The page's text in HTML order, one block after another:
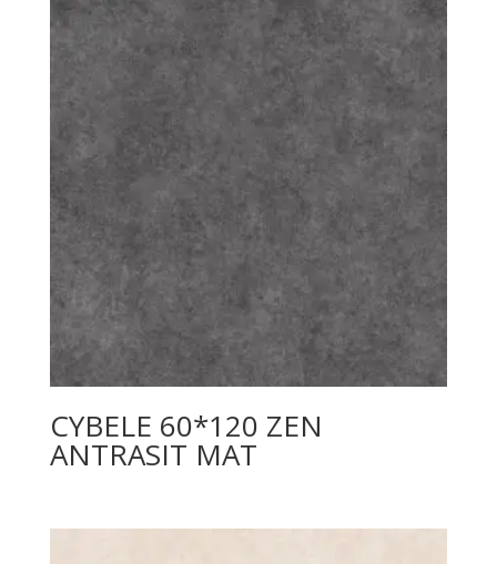
CYBELE 60*120 ZEN
ANTRASIT MAT